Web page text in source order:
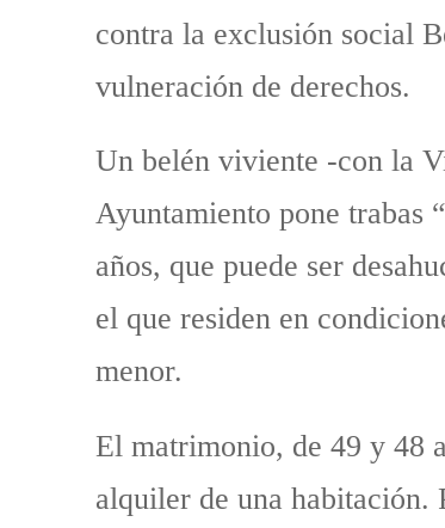
contra la exclusión social
vulneración de derechos.
Un belén viviente -con la
Ayuntamiento pone trabas “
años, que puede ser
el que residen en
menor.
El matrimonio, de 49 y 48
alquiler de una habitación.